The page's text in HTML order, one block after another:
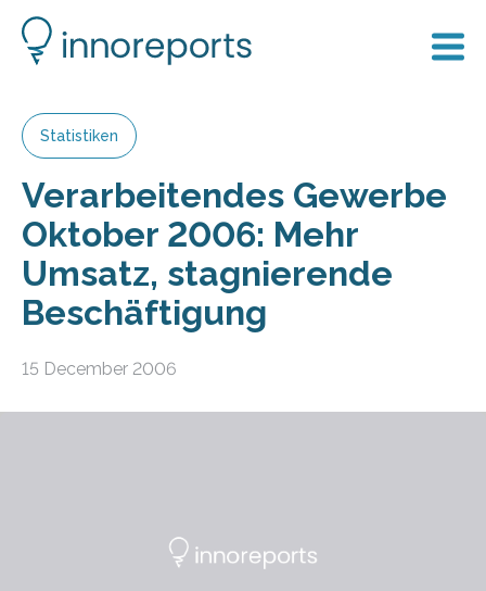
Statistiken
Verarbeitendes Gewerbe
Oktober 2006: Mehr
Umsatz, stagnierende
Beschäftigung
15 December 2006